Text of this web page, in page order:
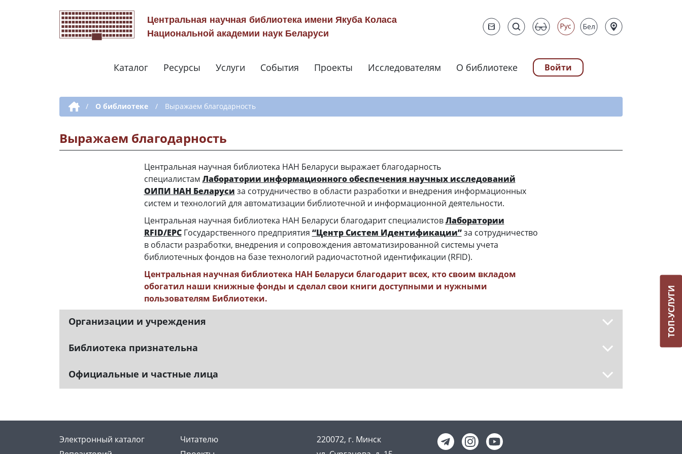
Центральная научная библиотека имени Якуба Коласа
Национальной академии наук Беларуси
Навигация по сайту
Каталог Ресурсы Услуги События Проекты Исследователям О библиотеке Войти
Дополнительная навигация
/ О библиотеке / Выражаем благодарность
Выражаем благодарность
Центральная научная библиотека НАН Беларуси выражает благодарность
специалистам Лаборатории информационного обеспечения научных исследований
ОИПИ НАН Беларуси за сотрудничество в области разработки и внедрения информационных
систем и технологий для автоматизации библиотечной и информационной деятельности.
Центральная научная библиотека НАН Беларуси благодарит специалистовЛаборатории
RFID/EPCГосударственного предприятия “Центр Систем Идентификации”за сотрудничество
в области разработки, внедрения и сопровождения автоматизированной системы учета
библиотечных фондов на базе технологий радиочастотной идентификации (RFID).
Центральная научная библиотека НАН Беларуси благодарит всех, кто своим вкладом
обогатил наши книжные фонды и сделал свои книги доступными и нужными
пользователям Библиотеки.
Организации и учреждения
Библиотека признательна
Официальные и частные лица
Электронный каталог
Читателю
220072, г. Минск
ТОП-УСЛУГИ